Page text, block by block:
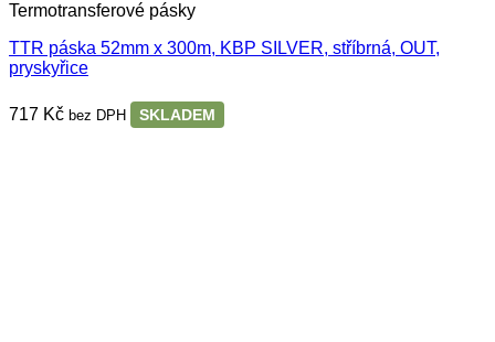
Termotransferové pásky
TTR páska 52mm x 300m, KBP SILVER, stříbrná, OUT,
pryskyřice
717 Kč bez DPH SKLADEM